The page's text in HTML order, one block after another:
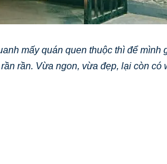
mấy quán quen thuộc thì để mình
rần. Vừa ngon, vừa đẹp, lại còn có